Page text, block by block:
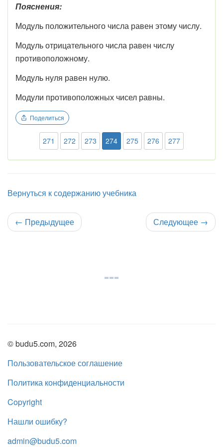
Пояснения:
Модуль положительного числа равен этому числу.
Модуль отрицательного числа равен числу
противоположному.
Модуль нуля равен нулю.
Модули противоположных чисел равны.
Поделиться
271 272 273 274 275 276 277
Вернуться к содержанию учебника
← Предыдущее Следующее →
© budu5.com, 2026
Пользовательское соглашение
Политика конфиденциальности
Copyright
Нашли ошибку?
admin@budu5.com